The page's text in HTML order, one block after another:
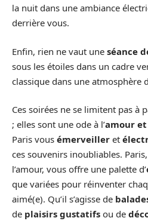
la nuit dans une ambiance
derrière vous.
Enfin, rien ne vaut une séance
sous les étoiles dans un cadre
classique dans une atmosphère
Ces soirées ne se limitent pas à
; elles sont une ode à l’amour et
Paris vous émerveiller et
ces souvenirs inoubliables.
l’amour, vous offre une palette d’
que variées pour réinventer
aimé(e). Qu’il s’agisse de
de plaisirs gustatifs ou de